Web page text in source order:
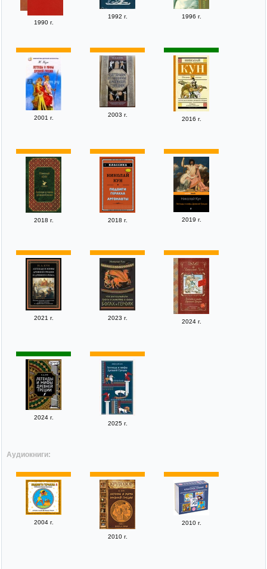
1990 г.
1992 г. 1996 г.
2001 г. 2003 г.
2016 г.
2018 г. 2018 г. 2019 г.
2021 г. 2023 г.
2024 г.
2024 г.
2025 г.
Аудиокниги:
2004 г.
2010 г.
2010 г.